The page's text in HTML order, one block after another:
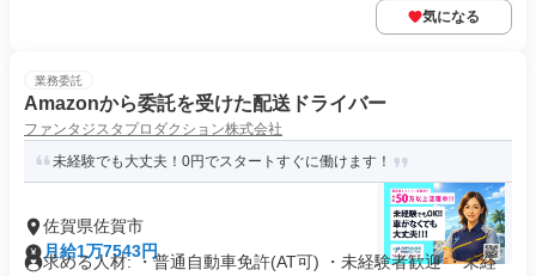
気になる
業務委託
Amazonから委託を受けた配送ドライバー
ファンタジスタプロダクション株式会社
未経験でも大丈夫！0円でスタートすぐに働けます！
佐賀県佐賀市
月給1万7543円
求める人材: ・普通自動車免許(AT可) ・未経験者歓迎 ・未経